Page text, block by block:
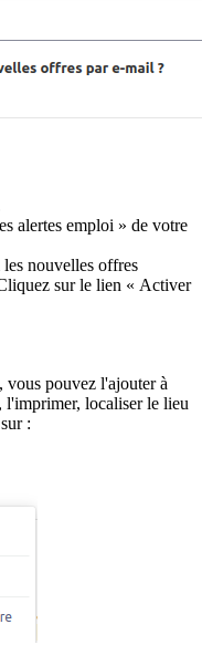
alertes emploi » de votre
nouvelles offres
sur le lien « Activer
pouvez l'ajouter à
l'imprimer, localiser le lieu
: